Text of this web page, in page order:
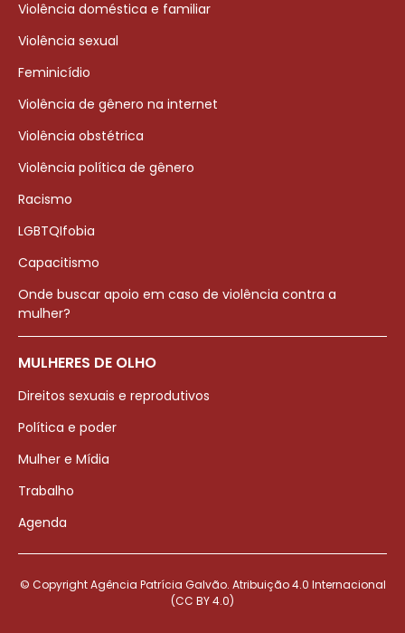
Violência doméstica e familiar
Violência sexual
Feminicídio
Violência de gênero na internet
Violência obstétrica
Violência política de gênero
Racismo
LGBTQIfobia
Capacitismo
Onde buscar apoio em caso de violência contra a
mulher?
MULHERES DE OLHO
Direitos sexuais e reprodutivos
Política e poder
Mulher e Mídia
Trabalho
Agenda
© Copyright Agência Patrícia Galvão. Atribuição 4.0 Internacional
(CC BY 4.0)